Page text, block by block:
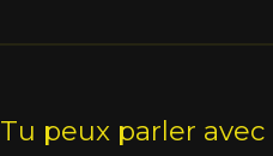
Tu peux parler